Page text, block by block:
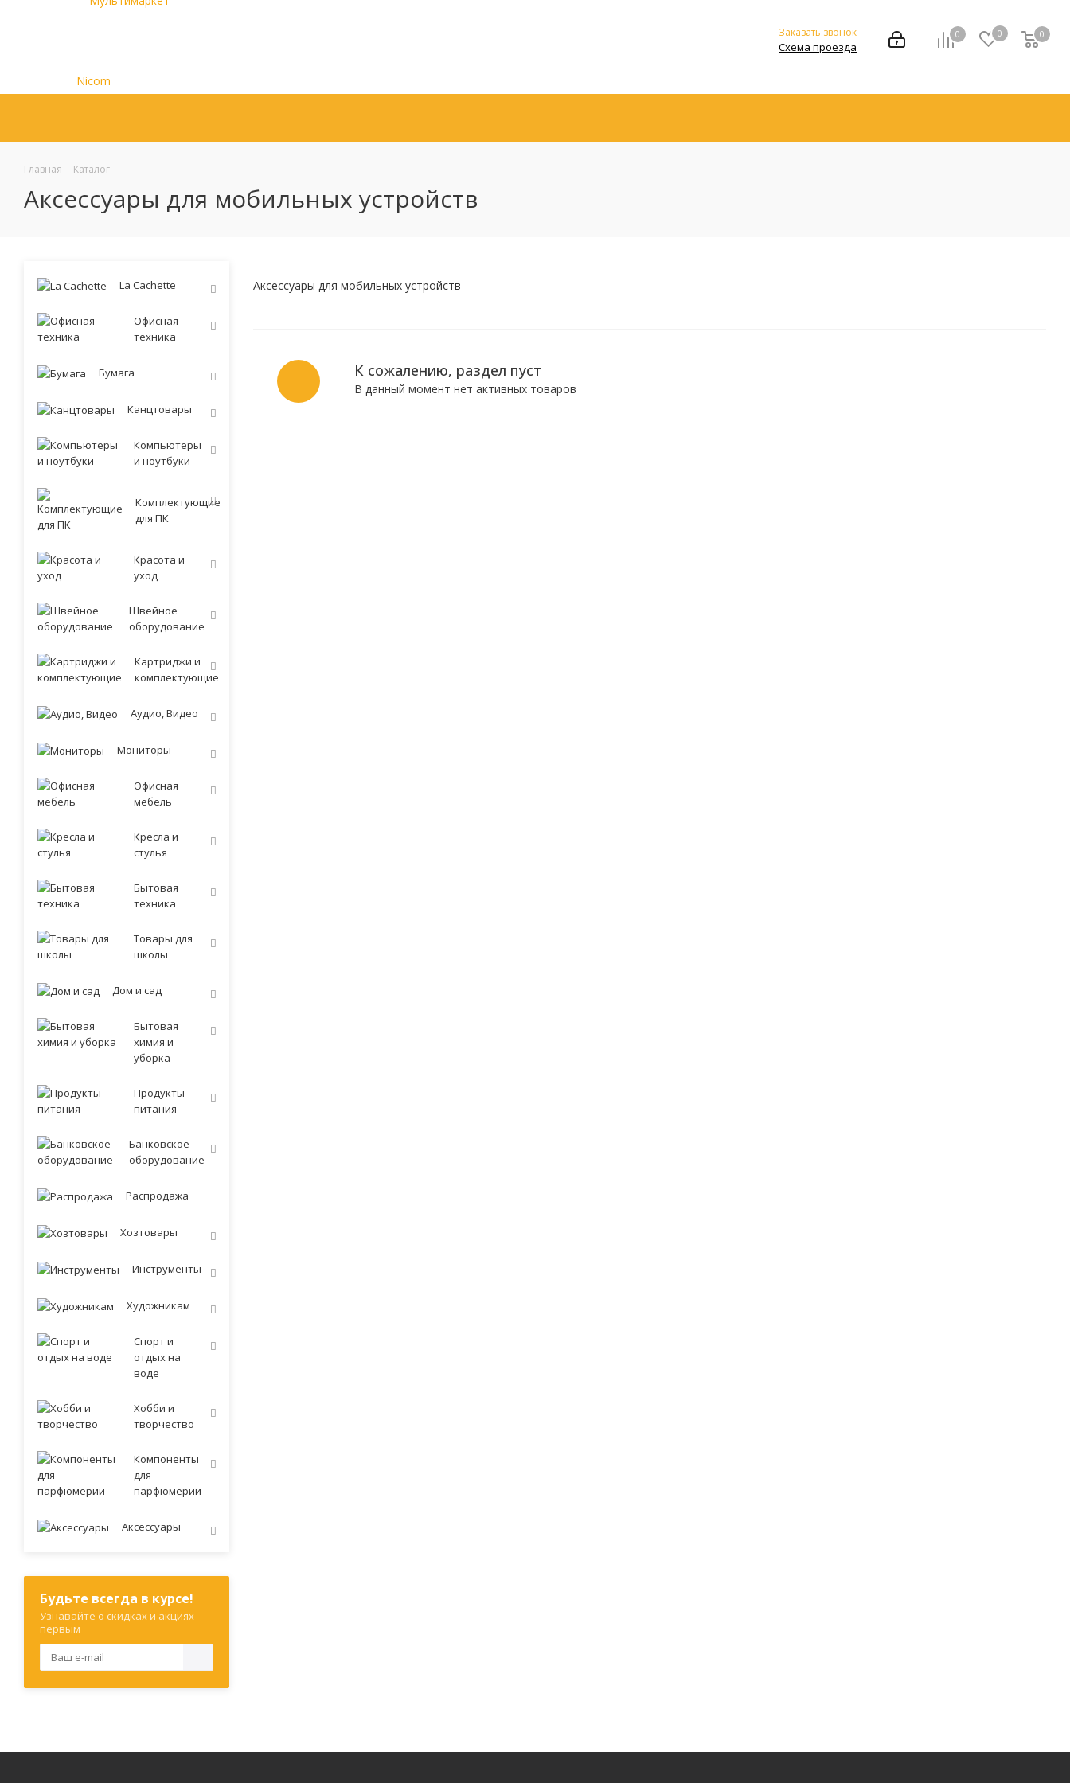
0 0 0
Заказать звонок
Схема проезда
Главная - Каталог
Аксессуары для мобильных устройств
Аксессуары для мобильных устройств
К сожалению, раздел пуст
В данный момент нет активных товаров
La Cachette
Офисная
техника
Бумага
Канцтовары
Компьютеры
и ноутбуки
Комплектующие
для ПК
Красота и
уход
Швейное
оборудование
Картриджи и
комплектующие
Аудио, Видео
Мониторы
Офисная
мебель
Кресла и
стулья
Бытовая
техника
Товары для
школы
Дом и сад
Бытовая
химия и
уборка
Продукты
питания
Банковское
оборудование
Распродажа
Хозтовары
Инструменты
Художникам
Спорт и
отдых на
воде
Хобби и
творчество
Компоненты
для
парфюмерии
Аксессуары
Будьте всегда в курсе!
Узнавайте о скидках и акциях
первым